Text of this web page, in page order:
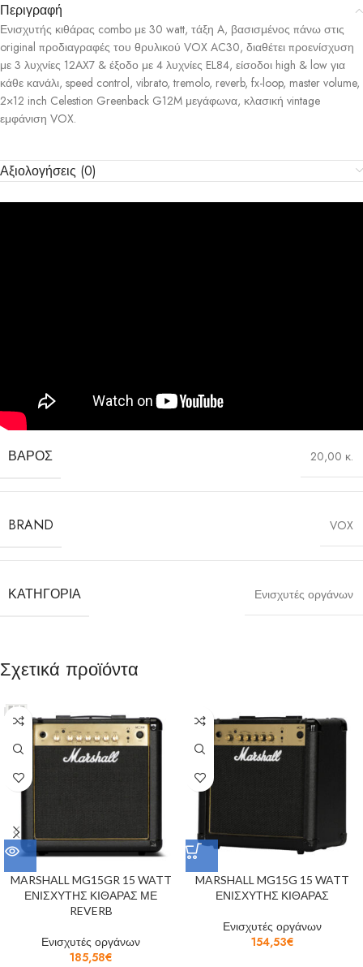
Περιγραφή
Ενισχυτής κιθάρας combo με 30 watt, τάξη A, βασισμένος πάνω στις
original προδιαγραφές του θρυλικού VOX AC30, διαθέτει προενίσχυση
με 3 λυχνίες 12AX7 & έξοδο με 4 λυχνίες EL84, είσοδοι high & low για
κάθε κανάλι, speed control, vibrato, tremolo, reverb, fx-loop, master volume,
2×12 inch Celestion Greenback G12M μεγάφωνα, κλασική vintage
εμφάνιση VOX.
Αξιολογήσεις (0)
ΒΆΡΟΣ 20,00 κ.
BRAND VOX
ΚΑΤΗΓΟΡΊΑ Ενισχυτές οργάνων
Σχετικά προϊόντα
MARSHALL MG15GR 15 WATT
ΕΝΙΣΧΥΤΗΣ ΚΙΘΑΡΑΣ ΜΕ
REVERB
Ενισχυτές οργάνων
185,58€
MARSHALL MG15G 15 WATT
ΕΝΙΣΧΥΤΗΣ ΚΙΘΑΡΑΣ
Ενισχυτές οργάνων
154,53€